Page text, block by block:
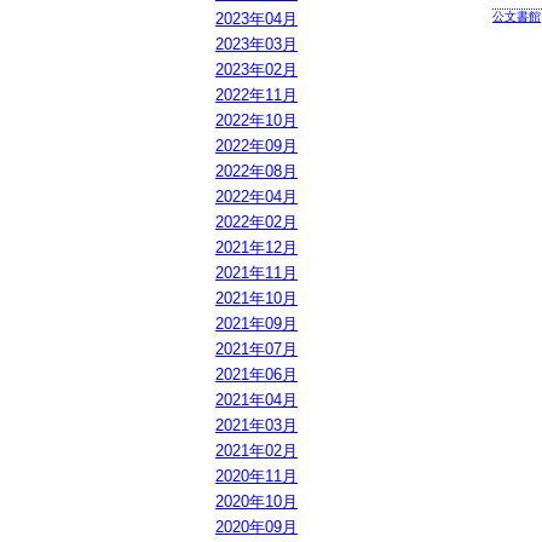
2023年04月
2023年03月
2023年02月
2022年11月
2022年10月
2022年09月
2022年08月
2022年04月
2022年02月
2021年12月
2021年11月
2021年10月
2021年09月
2021年07月
2021年06月
2021年04月
2021年03月
2021年02月
2020年11月
2020年10月
2020年09月
公文書館